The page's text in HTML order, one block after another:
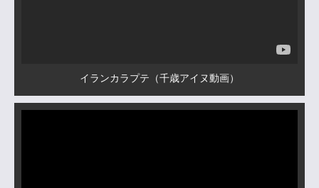
イランカラプテ（千歳アイヌ動画）